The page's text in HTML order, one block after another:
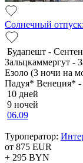
Солнечный
Будапешт -
Зальцкаммергут -
Езоло (3 ночи на
Падуя* Венеция* -
10 дней
9 ночей
06.09
Туроператор:
от 875 EUR
+ 295 BYN